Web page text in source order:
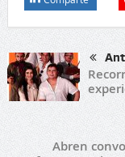
Abren